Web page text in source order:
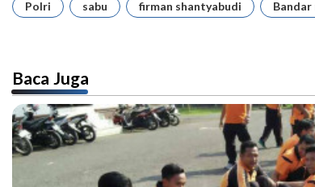
Polri sabu firman shantyabudi Bandar
Baca Juga